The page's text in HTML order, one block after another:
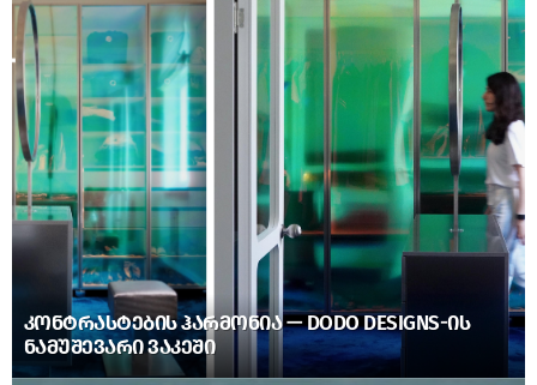
ᲙᲝᲜᲢᲠᲐᲡᲢᲔᲑᲘᲡ ᲰᲐᲠᲛᲝᲜᲘᲐ — DODO DESIGNS-ᲘᲡ
ᲜᲐᲛᲣᲨᲔᲕᲐᲠᲘ ᲕᲐᲙᲔᲨᲘ